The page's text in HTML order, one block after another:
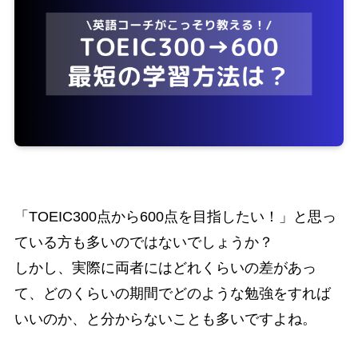
「TOEIC300点から600点を目指したい！」と思っ
ている方も多いのではないでしょうか？
しかし、実際に両者にはどれくらいの差があっ
て、どのくらいの期間でどのような勉強をすれば
いいのか、と分からないことも多いですよね。